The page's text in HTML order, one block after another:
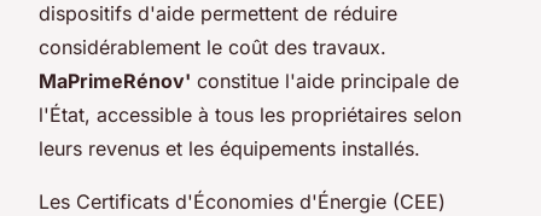
dispositifs d'aide permettent de réduire
considérablement le coût des travaux.
MaPrimeRénov' constitue l'aide principale de
l'État, accessible à tous les propriétaires selon
leurs revenus et les équipements installés.
Les Certificats d'Économies d'Énergie (CEE)